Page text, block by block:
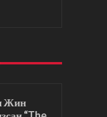
Жин